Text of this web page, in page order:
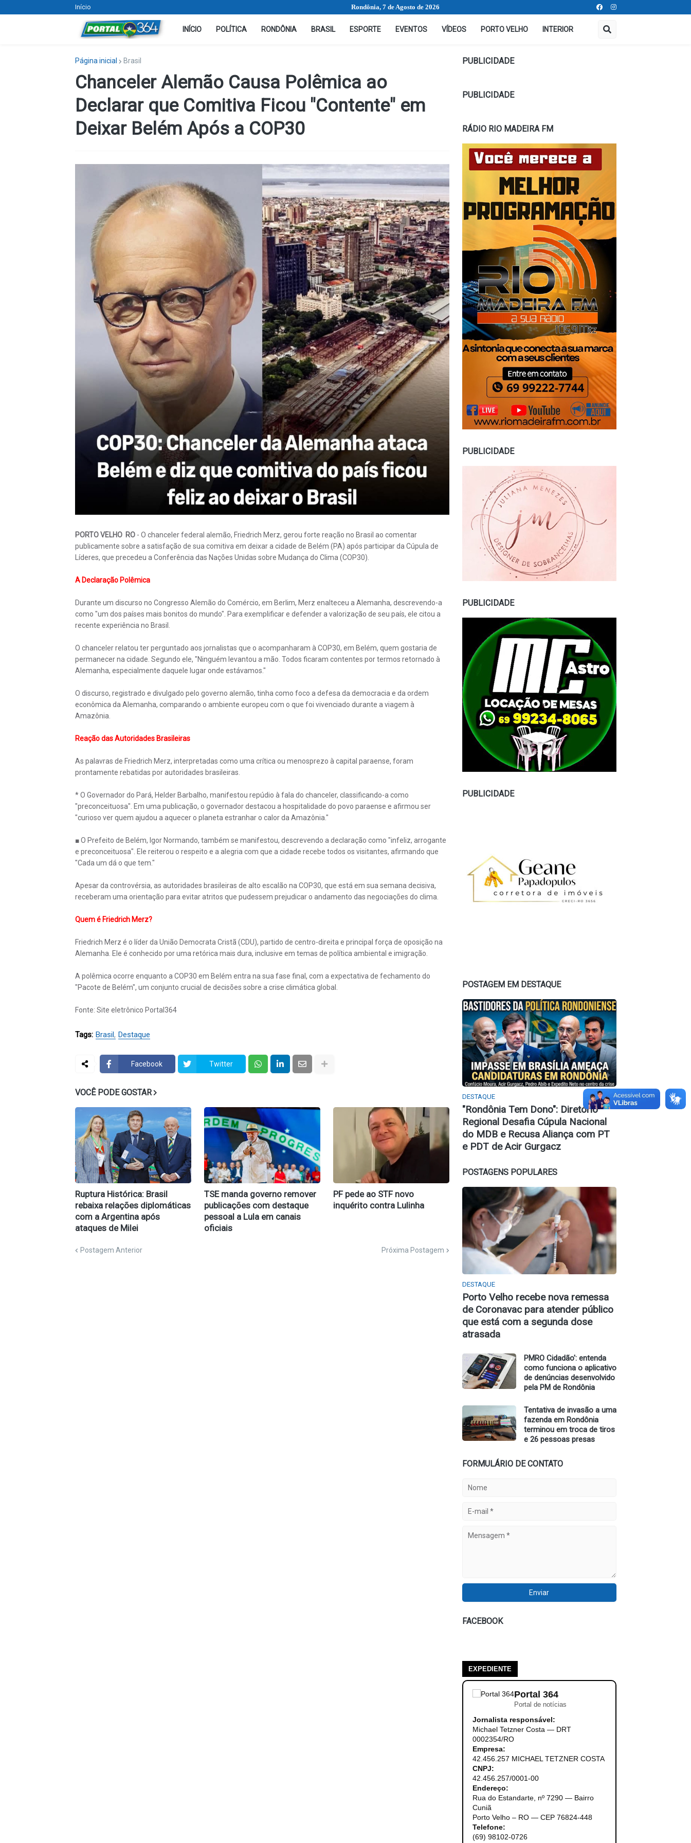
Início Rondônia, 7 de Agosto de 2026
INÍCIO POLÍTICA RONDÔNIA BRASIL ESPORTE EVENTOS VÍDEOS PORTO VELHO INTERIOR
Página inicial Brasil
Chanceler Alemão Causa Polêmica ao
Declarar que Comitiva Ficou "Contente" em
Deixar Belém Após a COP30
PORTO VELHO RO- O chanceler federal alemão, Friedrich Merz, gerou forte reação no Brasil ao comentar
publicamente sobre a satisfação de sua comitiva em deixar a cidade de Belém (PA) após participar da Cúpula de
Líderes, que precedeu a Conferência das Nações Unidas sobre Mudança do Clima (COP30).
A Declaração Polêmica
Durante um discurso no Congresso Alemão do Comércio, em Berlim, Merz enalteceu a Alemanha, descrevendo-a
como "um dos países mais bonitos do mundo". Para exemplificar e defender a valorização de seu país, ele citou a
recente experiência no Brasil.
O chanceler relatou ter perguntado aos jornalistas que o acompanharam à COP30, em Belém, quem gostaria de
permanecer na cidade. Segundo ele, "Ninguém levantou a mão. Todos ficaram contentes por termos retornado à
Alemanha, especialmente daquele lugar onde estávamos."
O discurso, registrado e divulgado pelo governo alemão, tinha como foco a defesa da democracia e da ordem
econômica da Alemanha, comparando o ambiente europeu com o que foi vivenciado durante a viagem à
Amazônia.
Reação das Autoridades Brasileiras
As palavras de Friedrich Merz, interpretadas como uma crítica ou menosprezo à capital paraense, foram
prontamente rebatidas por autoridades brasileiras.
* O Governador do Pará, Helder Barbalho, manifestou repúdio à fala do chanceler, classificando-a como
"preconceituosa". Em uma publicação, o governador destacou a hospitalidade do povo paraense e afirmou ser
"curioso ver quem ajudou a aquecer o planeta estranhar o calor da Amazônia."
■ O Prefeito de Belém, Igor Normando, também se manifestou, descrevendo a declaração como "infeliz, arrogante
e preconceituosa". Ele reiterou o respeito e a alegria com que a cidade recebe todos os visitantes, afirmando que
"Cada um dá o que tem."
Apesar da controvérsia, as autoridades brasileiras de alto escalão na COP30, que está em sua semana decisiva,
receberam uma orientação para evitar atritos que pudessem prejudicar o andamento das negociações do clima.
Quem é Friedrich Merz?
Friedrich Merz é o líder da União Democrata Cristã (CDU), partido de centro-direita e principal força de oposição na
Alemanha. Ele é conhecido por uma retórica mais dura, inclusive em temas de política ambiental e imigração.
A polêmica ocorre enquanto a COP30 em Belém entra na sua fase final, com a expectativa de fechamento do
"Pacote de Belém", um conjunto crucial de decisões sobre a crise climática global.
Fonte: Site eletrônico Portal364
Tags: Brasil Destaque
Facebook Twitter
VOCÊ PODE GOSTAR
Ruptura Histórica: Brasil
rebaixa relações diplomáticas
com a Argentina após
ataques de Milei
TSE manda governo remover
publicações com destaque
pessoal a Lula em canais
oficiais
PF pede ao STF novo
inquérito contra Lulinha
Postagem Anterior Próxima Postagem
PUBLICIDADE
PUBLICIDADE
RÁDIO RIO MADEIRA FM
PUBLICIDADE
PUBLICIDADE
PUBLICIDADE
POSTAGEM EM DESTAQUE
DESTAQUE
​"Rondônia Tem Dono": Diretório
Regional Desafia Cúpula Nacional
do MDB e Recusa Aliança com PT
e PDT de Acir Gurgacz
POSTAGENS POPULARES
DESTAQUE
Porto Velho recebe nova remessa
de Coronavac para atender público
que está com a segunda dose
atrasada
PMRO Cidadão': entenda
como funciona o aplicativo
de denúncias desenvolvido
pela PM de Rondônia
Tentativa de invasão a uma
fazenda em Rondônia
terminou em troca de tiros
e 26 pessoas presas
FORMULÁRIO DE CONTATO
FACEBOOK
EXPEDIENTE
Portal 364
Portal de notícias
Jornalista responsável:
Michael Tetzner Costa — DRT
0002354/RO
Empresa:
42.456.257 MICHAEL TETZNER COSTA
CNPJ:
42.456.257/0001-00
Endereço:
Rua do Estandarte, nº 7290 — Bairro
Cuniã
Porto Velho – RO — CEP 76824-448
Telefone:
(69) 98102-0726